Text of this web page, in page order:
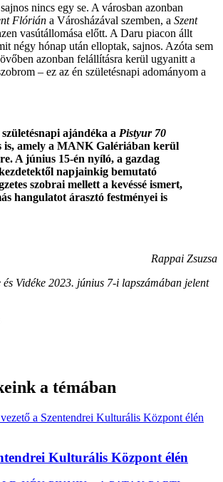
nincs egy se. A városban azonban
Flórián a Városházával szemben, a Szent
vasútállomása előtt. A Daru piacon állt
négy hónap után elloptak, sajnos. Azóta sem
azonban felállításra kerül ugyanitt a
– ez az én születésnapi adományom a
ajándéka a Pistyur 70
is, amely a MANK Galériában kerül
A június 15-én nyíló, a gazdag
napjainkig bemutató
szobrai mellett a kevéssé ismert,
hangulatot árasztó festményei is
Rappai Zsuzsa
és Vidéke 2023. június 7-i lapszámában jelent
a témában
Kulturális Központ élén